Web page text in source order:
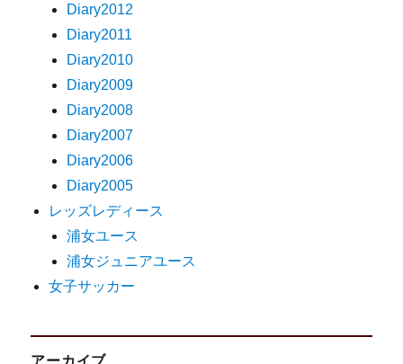
Diary2012
Diary2011
Diary2010
Diary2009
Diary2008
Diary2007
Diary2006
Diary2005
レッズレディース
浦女ユース
浦女ジュニアユース
女子サッカー